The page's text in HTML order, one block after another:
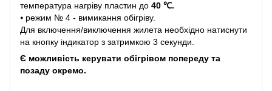
температура нагріву пластин до 40 ℃.
⦁ режим № 4 - вимикання обігріву.
Для включення/виключення жилета необхідно натиснути
на кнопку індикатор з затримкою 3 секунди.
Є можливість керувати обігрівом попереду та
позаду окремо.